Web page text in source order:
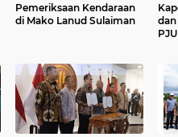
Pemeriksaan Kendaraan
di Mako Lanud Sulaiman